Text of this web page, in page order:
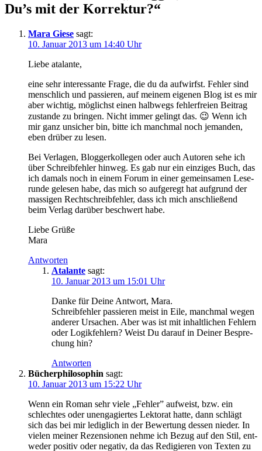
Du’s mit der Korrektur?“
Mara Giese sagt:
10. Januar 2013 um 14:40 Uhr
Lie­be atalante,
ei­ne sehr in­ter­es­san­te Fra­ge, die du da auf­wirfst. Feh­ler sind
mensch­lich und pas­sie­ren, auf mei­nem ei­ge­nen Blog ist es mir
aber wich­tig, mög­lichst ei­nen halb­wegs feh­ler­frei­en Bei­trag
zu­stan­de zu brin­gen. Nicht im­mer ge­lingt das. 😉 Wenn ich
mir ganz un­si­cher bin, bit­te ich manch­mal noch je­man­den,
eben drü­ber zu lesen.
Bei Ver­la­gen, Blog­ger­kol­le­gen oder auch Au­toren se­he ich
über Schreib­feh­ler hin­weg. Es gab nur ein ein­zi­ges Buch, das
ich da­mals noch in ei­nem Fo­rum in ei­ner ge­mein­sa­men Le­se­
run­de ge­le­sen ha­be, das mich so auf­ge­regt hat auf­grund der
mas­si­gen Recht­schreib­feh­ler, dass ich mich an­schlie­ßend
beim Ver­lag dar­über be­schwert habe.
Lie­be Grüße
Mara
Antworten
Atalante sagt:
10. Januar 2013 um 15:01 Uhr
Dan­ke für Dei­ne Ant­wort, Mara.
Schreib­feh­ler pas­sie­ren meist in Ei­le, manch­mal we­gen
an­de­rer Ur­sa­chen. Aber was ist mit in­halt­li­chen Feh­lern
oder Lo­gik­feh­lern? Weist Du dar­auf in Dei­ner Be­spre­
chung hin?
Antworten
Bücherphilosophin sagt:
10. Januar 2013 um 15:22 Uhr
Wenn ein Ro­man sehr vie­le „Feh­ler” auf­weist, bzw. ein
schlech­tes oder un­en­ga­gier­tes Lek­to­rat hat­te, dann schlägt
sich das bei mir le­dig­lich in der Be­wer­tung des­sen nie­der. In
vie­len mei­ner Re­zen­sio­nen neh­me ich Be­zug auf den Stil, ent­
we­der po­si­tiv oder ne­ga­tiv, da das Re­di­gie­ren von Tex­ten zu